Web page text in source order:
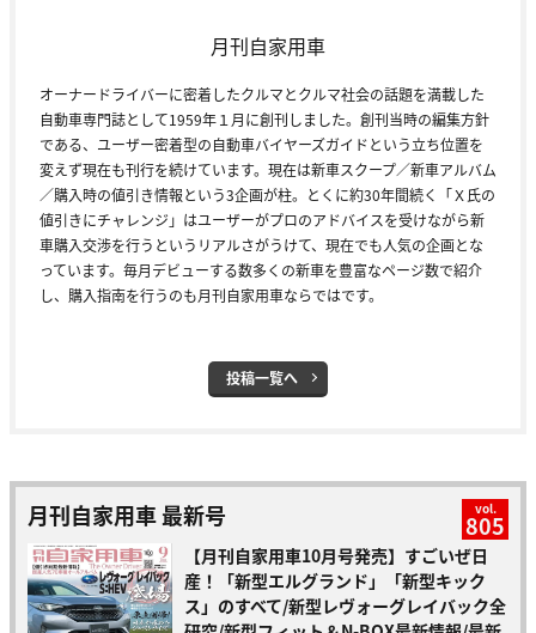
月刊自家用車
オーナードライバーに密着したクルマとクルマ社会の話題を満載した
自動車専門誌として1959年１月に創刊しました。創刊当時の編集方針
である、ユーザー密着型の自動車バイヤーズガイドという立ち位置を
変えず現在も刊行を続けています。現在は新車スクープ／新車アルバム
／購入時の値引き情報という3企画が柱。とくに約30年間続く「Ｘ氏の
値引きにチャレンジ」はユーザーがプロのアドバイスを受けながら新
車購入交渉を行うというリアルさがうけて、現在でも人気の企画とな
っています。毎月デビューする数多くの新車を豊富なページ数で紹介
し、購入指南を行うのも月刊自家用車ならではです。
投稿一覧へ
月刊自家用車 最新号 vol.
805
【月刊自家用車10月号発売】すごいぜ日
産！「新型エルグランド」「新型キック
ス」のすべて/新型レヴォーグレイバック全